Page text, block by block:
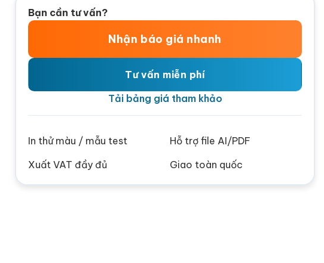
Bạn cần tư vấn?
Nhận báo giá nhanh
Tư vấn miễn phí
Tải bảng giá tham khảo
In thử màu / mẫu test
Hỗ trợ file AI/PDF
Xuất VAT đầy đủ
Giao toàn quốc